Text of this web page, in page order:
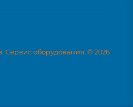
оборудования. © 2026